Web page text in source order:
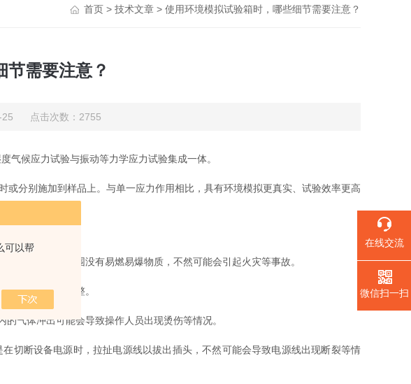
可以帮
首页 > 技术文章 > 使用环境模拟试验箱时，哪些细节需要注意？
节需要注意？
25 点击次数：2755
气候应力试验与振动等力学应力试验集成一体。
分别施加到样品上。与单一应力作用相比，具有环境模拟更真实、试验效率更高
试验设备周围没有易燃易爆物质，不然可能会引起火灾等事故。
启箱门进行调整。
气体冲出可能会导致操作人员出现烫伤等情况。
断设备电源时，拉扯电源线以拔出插头，不然可能会导致电源线出现断裂等情
在线交流
微信扫一扫